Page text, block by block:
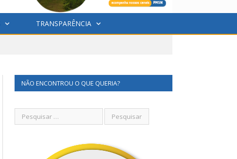
TRANSPARÊNCIA
NÃO ENCONTROU O QUE QUERIA?